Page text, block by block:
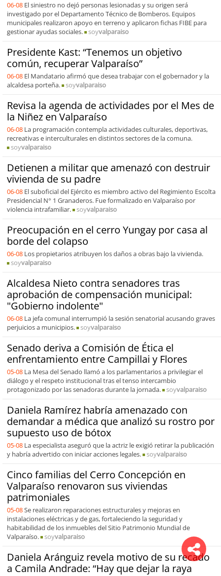
06-08 El siniestro no dejó personas lesionadas y su origen será
investigado por el Departamento Técnico de Bomberos. Equipos
municipales realizaron apoyo en terreno y aplicaron fichas FIBE para
gestionar ayudas sociales.
soyvalparaiso
Presidente Kast: “Tenemos un objetivo
común, recuperar Valparaíso”
06-08 El Mandatario afirmó que desea trabajar con el gobernador y la
alcaldesa porteña.
soyvalparaiso
Revisa la agenda de actividades por el Mes de
la Niñez en Valparaíso
06-08 La programación contempla actividades culturales, deportivas,
recreativas e interculturales en distintos sectores de la comuna.
soyvalparaiso
Detienen a militar que amenazó con destruir
vivienda de su padre
06-08 El suboficial del Ejército es miembro activo del Regimiento Escolta
Presidencial N° 1 Granaderos. Fue formalizado en Valparaíso por
violencia intrafamiliar.
soyvalparaiso
Preocupación en el cerro Yungay por casa al
borde del colapso
06-08 Los propietarios atribuyen los daños a obras bajo la vivienda.
soyvalparaiso
Alcaldesa Nieto contra senadores tras
aprobación de compensación municipal:
"Gobierno indolente"
06-08 La jefa comunal interrumpió la sesión senatorial acusando graves
perjuicios a municipios.
soyvalparaiso
Senado deriva a Comisión de Ética el
enfrentamiento entre Campillai y Flores
05-08 La Mesa del Senado llamó a los parlamentarios a privilegiar el
diálogo y el respeto institucional tras el tenso intercambio
protagonizado por las senadoras durante la jornada.
soyvalparaiso
Daniela Ramírez habría amenazado con
demandar a médica que analizó su rostro por
supuesto uso de bótox
05-08 La especialista aseguró que la actriz le exigió retirar la publicación
y habría advertido con iniciar acciones legales.
soyvalparaiso
Cinco familias del Cerro Concepción en
Valparaíso renovaron sus viviendas
patrimoniales
05-08Se realizaron reparaciones estructurales y mejoras en
instalaciones eléctricas y de gas, fortaleciendo la seguridad y
habitabilidad de los inmuebles del Sitio Patrimonio Mundial de
Valparaíso.
soyvalparaiso
Daniela Aránguiz revela motivo de su recado
a Camila Andrade: “Hay que dejar la raya